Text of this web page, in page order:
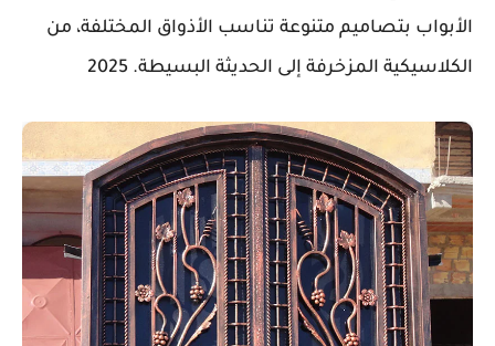
الأبواب بتصاميم متنوعة تناسب الأذواق المختلفة، من
الكلاسيكية المزخرفة إلى الحديثة البسيطة. 2025